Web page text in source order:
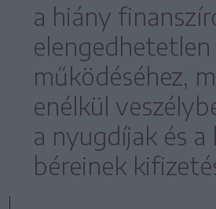
a hiány
elengedhetetlen
működéséhez,
enélkül
a nyugdíjak és a
béreinek